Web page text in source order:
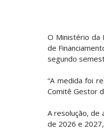
O Ministério da
de
segundo
“A medida foi
Comitê Gestor
A resolução, de
de 2026 e